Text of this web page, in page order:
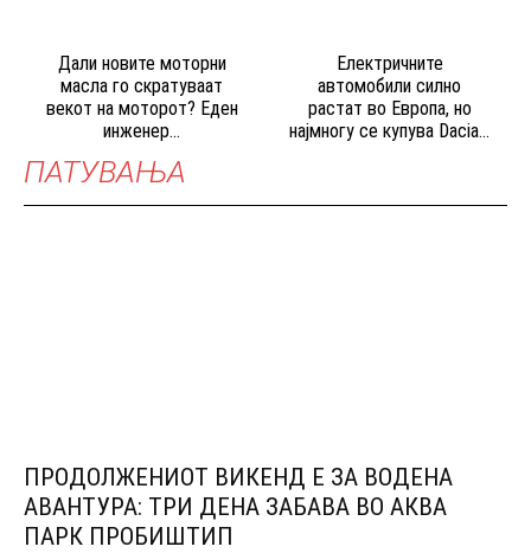
Дали новите моторни
масла го скратуваат
векот на моторот? Еден
инженер...
Електричните
автомобили силно
растат во Европа, но
најмногу се купува Dacia...
ПАТУВАЊА
ПРОДОЛЖЕНИОТ ВИКЕНД Е ЗА ВОДЕНА
АВАНТУРА: ТРИ ДЕНА ЗАБАВА ВО АКВА
ПАРК ПРОБИШТИП